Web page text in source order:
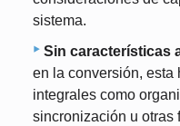
sistema.
Sin características
en la conversión, esta
integrales como
sincronización u otras